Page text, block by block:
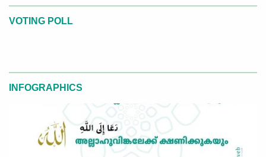
VOTING POLL
INFOGRAPHICS